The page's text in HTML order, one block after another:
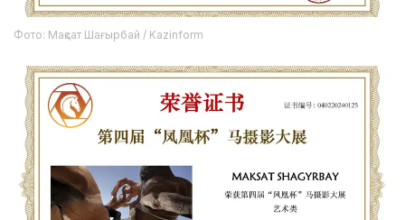
Фото: Мақсат Шағырбай / Kazinform